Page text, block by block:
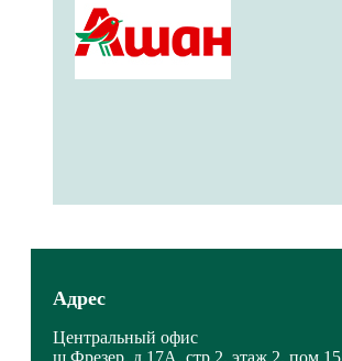
Адрес
Центральный офис
ш.Фрезер, д.17А, стр.2, этаж 2, пом.15